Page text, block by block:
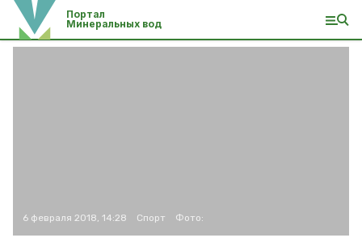
Портал
Минеральных вод
6 февраля 2018, 14:28 Спорт Фото: